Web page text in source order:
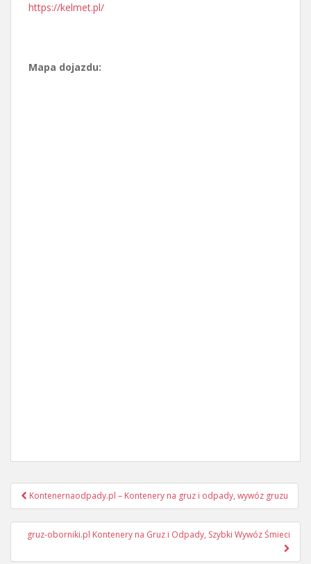
https://kelmet.pl/
Mapa dojazdu:
Post
navigation
Kontenernaodpady.pl – Kontenery na gruz i odpady, wywóz gruzu
gruz-oborniki.pl Kontenery na Gruz i Odpady, Szybki Wywóz Śmieci